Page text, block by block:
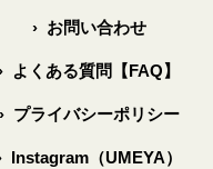
›お問い合わせ
よくある質問【FAQ】
›プライバシーポリシー
Instagram（UMEYA）